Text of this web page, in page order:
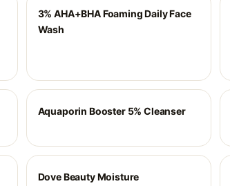
3% AHA+BHA Foaming Daily Face
Wash
Aquaporin Booster 5% Cleanser
Dove Beauty Moisture